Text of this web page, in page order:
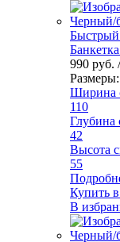
990 руб.
Размеры:
Ширина
110
Глубина
42
Высота
55
Купить
В